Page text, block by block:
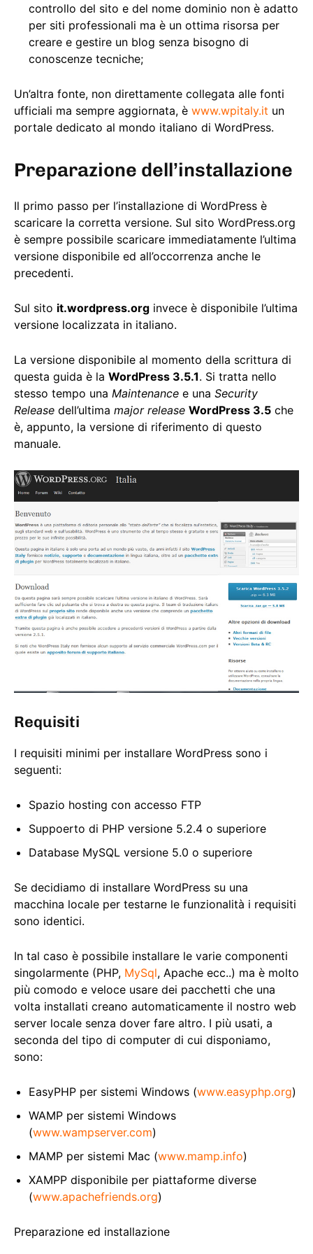
controllo del sito e del nome dominio non è adatto
per siti professionali ma è un ottima risorsa per
creare e gestire un blog senza bisogno di
conoscenze tecniche;
Un’altra fonte, non direttamente collegata alle fonti
ufficiali ma sempre aggiornata, è www.wpitaly.it un
portale dedicato al mondo italiano di WordPress.
Preparazione dell’installazione
Il primo passo per l’installazione di WordPress è
scaricare la corretta versione. Sul sito WordPress.org
è sempre possibile scaricare immediatamente l’ultima
versione disponibile ed all’occorrenza anche le
precedenti.
Sul sito it.wordpress.org invece è disponibile l’ultima
versione localizzata in italiano.
La versione disponibile al momento della scrittura di
questa guida è la WordPress 3.5.1. Si tratta nello
stesso tempo una Maintenance e una Security
Release dell’ultima major release WordPress 3.5 che
è, appunto, la versione di riferimento di questo
manuale.
Requisiti
I requisiti minimi per installare WordPress sono i
seguenti:
Spazio hosting con accesso FTP
Suppoerto di PHP versione 5.2.4 o superiore
Database MySQL versione 5.0 o superiore
Se decidiamo di installare WordPress su una
macchina locale per testarne le funzionalità i requisiti
sono identici.
In tal caso è possibile installare le varie componenti
singolarmente (PHP, MySql, Apache ecc..) ma è molto
più comodo e veloce usare dei pacchetti che una
volta installati creano automaticamente il nostro web
server locale senza dover fare altro. I più usati, a
seconda del tipo di computer di cui disponiamo,
sono:
EasyPHP per sistemi Windows (www.easyphp.org)
WAMP per sistemi Windows
(www.wampserver.com)
MAMP per sistemi Mac (www.mamp.info)
XAMPP disponibile per piattaforme diverse
(www.apachefriends.org)
Preparazione ed installazione